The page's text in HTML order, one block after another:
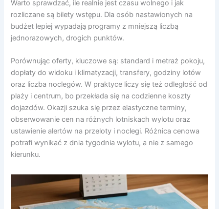
Warto sprawdzać, ile realnie jest czasu wolnego i jak
rozliczane są bilety wstępu. Dla osób nastawionych na
budżet lepiej wypadają programy z mniejszą liczbą
jednorazowych, drogich punktów.
Porównując oferty, kluczowe są: standard i metraż pokoju,
dopłaty do widoku i klimatyzacji, transfery, godziny lotów
oraz liczba noclegów. W praktyce liczy się też odległość od
plaży i centrum, bo przekłada się na codzienne koszty
dojazdów. Okazji szuka się przez elastyczne terminy,
obserwowanie cen na różnych lotniskach wylotu oraz
ustawienie alertów na przeloty i noclegi. Różnica cenowa
potrafi wynikać z dnia tygodnia wylotu, a nie z samego
kierunku.